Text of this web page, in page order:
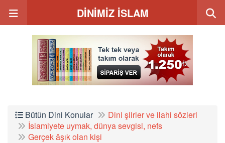
DİNİMİZ İSLAM
Bütün Dini Konular
Dini şiirler ve ilahi sözleri
İslamiyete uymak, dünya sevgisi, nefs
Gerçek âşık olan kişi